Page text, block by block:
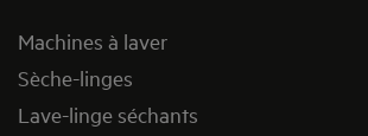
Machines à laver
Sèche-linges
Lave-linge séchants